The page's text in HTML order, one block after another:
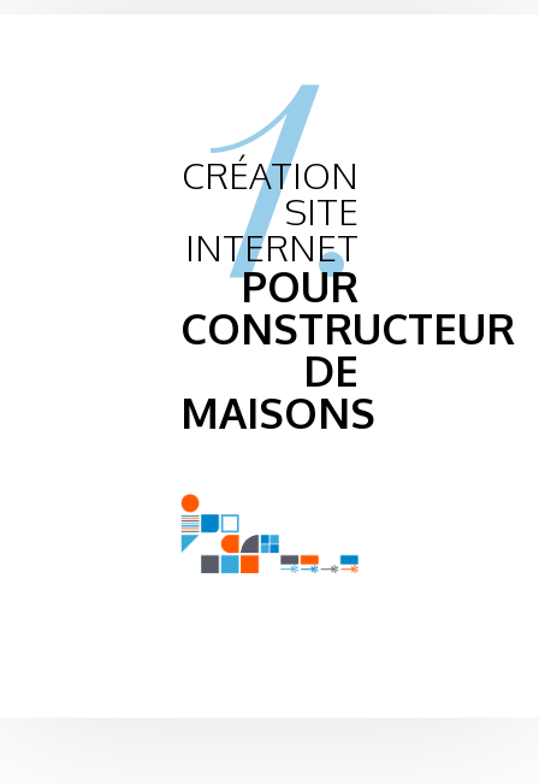
1.
CRÉATION
SITE
INTERNET
POUR
CONSTRUCTEUR
DE
MAISONS